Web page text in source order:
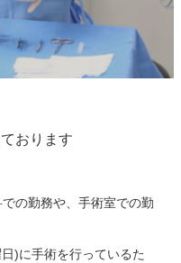
おります
の勤務や、手術室での勤
)に手術を行っているた